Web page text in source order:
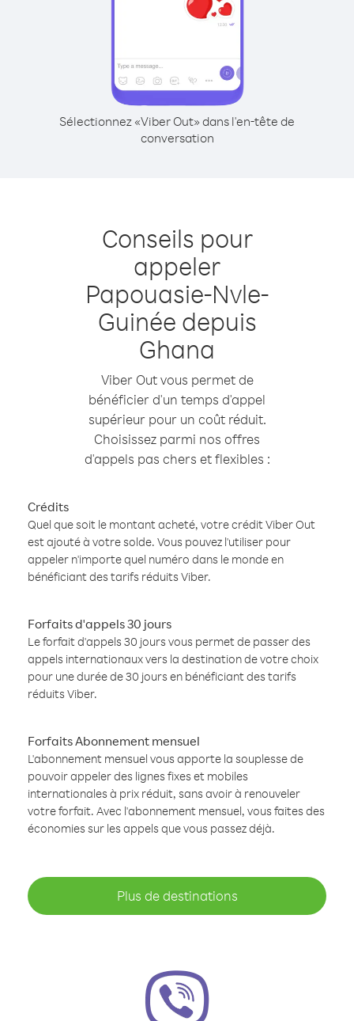
Sélectionnez «Viber Out» dans l'en-tête de
conversation
Conseils pour
appeler
Papouasie-Nvle-
Guinée depuis
Ghana
Viber Out vous permet de
bénéficier d'un temps d'appel
supérieur pour un coût réduit.
Choisissez parmi nos offres
d'appels pas chers et flexibles :
Crédits
Quel que soit le montant acheté, votre crédit Viber Out
est ajouté à votre solde. Vous pouvez l'utiliser pour
appeler n'importe quel numéro dans le monde en
bénéficiant des tarifs réduits Viber.
Forfaits d'appels 30 jours
Le forfait d'appels 30 jours vous permet de passer des
appels internationaux vers la destination de votre choix
pour une durée de 30 jours en bénéficiant des tarifs
réduits Viber.
Forfaits Abonnement mensuel
L'abonnement mensuel vous apporte la souplesse de
pouvoir appeler des lignes fixes et mobiles
internationales à prix réduit, sans avoir à renouveler
votre forfait. Avec l'abonnement mensuel, vous faites des
économies sur les appels que vous passez déjà.
Plus de destinations